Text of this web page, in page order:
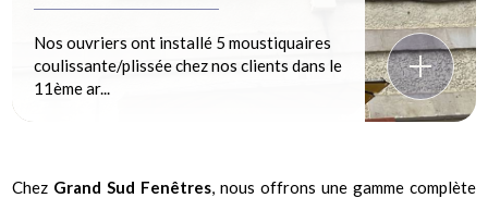
Nos ouvriers ont installé 5 moustiquaires
coulissante/plissée chez nos clients dans le
11ème ar...
Chez Grand Sud Fenêtres , nous offrons une gamme complète